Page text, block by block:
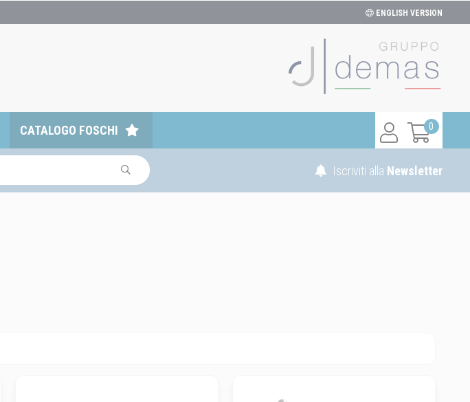
ENGLISH VERSION
0
CATALOGO FOSCHI
Iscriviti alla Newsletter